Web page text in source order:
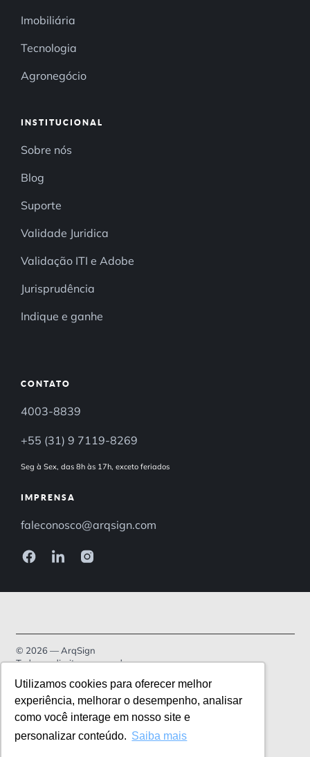
Utilizamos cookies para oferecer melhor
experiência, melhorar o desempenho, analisar
como você interage em nosso site e
personalizar conteúdo. Saiba mais
Imobiliária
Tecnologia
Agronegócio
INSTITUCIONAL
Sobre nós
Blog
Suporte
Validade Juridica
Validação ITI e Adobe
Jurisprudência
Indique e ganhe
CONTATO
4003-8839
+55 (31) 9 7119-8269
Seg à Sex, das 8h às 17h, exceto feriados
IMPRENSA
faleconosco@arqsign.com
© 2026 — ArqSign
Todos os direitos reservados.
Política de Privacidade
Termos de serviço